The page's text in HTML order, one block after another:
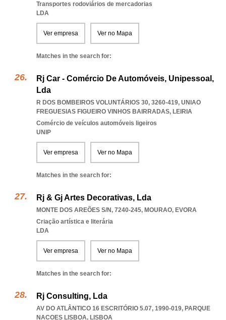
Transportes rodoviários de mercadorias
LDA
Ver empresa Ver no Mapa
Matches in the search for:
Rj Car - Comércio De Automóveis, Unipessoal,
Lda
R DOS BOMBEIROS VOLUNTÁRIOS 30, 3260-419, UNIAO
FREGUESIAS FIGUEIRO VINHOS BAIRRADAS, LEIRIA
Comércio de veículos automóveis ligeiros
UNIP
Ver empresa Ver no Mapa
Matches in the search for:
Rj & Gj Artes Decorativas, Lda
MONTE DOS AREÕES S/N, 7240-245, MOURAO, EVORA
Criação artística e literária
LDA
Ver empresa Ver no Mapa
Matches in the search for:
Rj Consulting, Lda
AV DO ATLÂNTICO 16 ESCRITÓRIO 5.07, 1990-019, PARQUE
NACOES LISBOA, LISBOA